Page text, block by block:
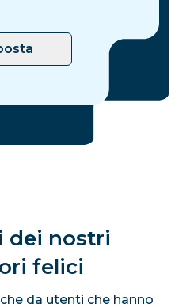
dei nostri
felici
da utenti che hanno